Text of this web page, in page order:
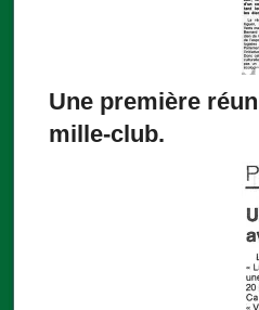
Une première
mille-club.